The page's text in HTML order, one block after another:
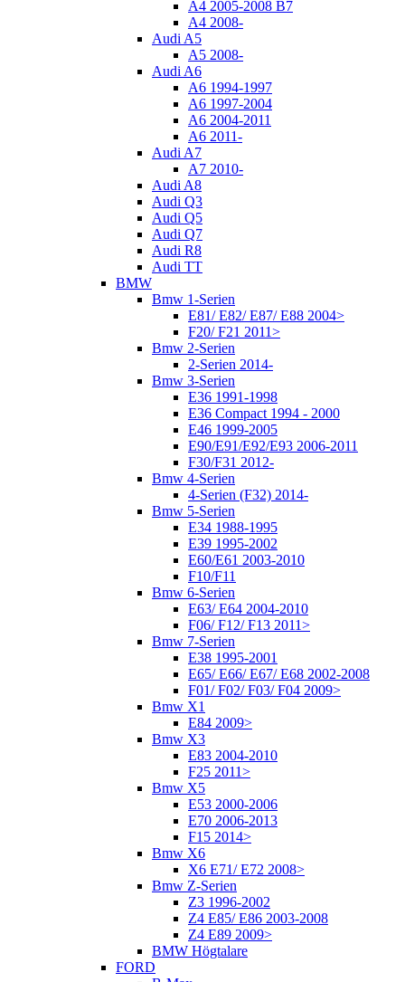
A4 2005-2008 B7
A4 2008-
Audi A5
A5 2008-
Audi A6
A6 1994-1997
A6 1997-2004
A6 2004-2011
A6 2011-
Audi A7
A7 2010-
Audi A8
Audi Q3
Audi Q5
Audi Q7
Audi R8
Audi TT
BMW
Bmw 1-Serien
E81/ E82/ E87/ E88 2004>
F20/ F21 2011>
Bmw 2-Serien
2-Serien 2014-
Bmw 3-Serien
E36 1991-1998
E36 Compact 1994 - 2000
E46 1999-2005
E90/E91/E92/E93 2006-2011
F30/F31 2012-
Bmw 4-Serien
4-Serien (F32) 2014-
Bmw 5-Serien
E34 1988-1995
E39 1995-2002
E60/E61 2003-2010
F10/F11
Bmw 6-Serien
E63/ E64 2004-2010
F06/ F12/ F13 2011>
Bmw 7-Serien
E38 1995-2001
E65/ E66/ E67/ E68 2002-2008
F01/ F02/ F03/ F04 2009>
Bmw X1
E84 2009>
Bmw X3
E83 2004-2010
F25 2011>
Bmw X5
E53 2000-2006
E70 2006-2013
F15 2014>
Bmw X6
X6 E71/ E72 2008>
Bmw Z-Serien
Z3 1996-2002
Z4 E85/ E86 2003-2008
Z4 E89 2009>
BMW Högtalare
FORD